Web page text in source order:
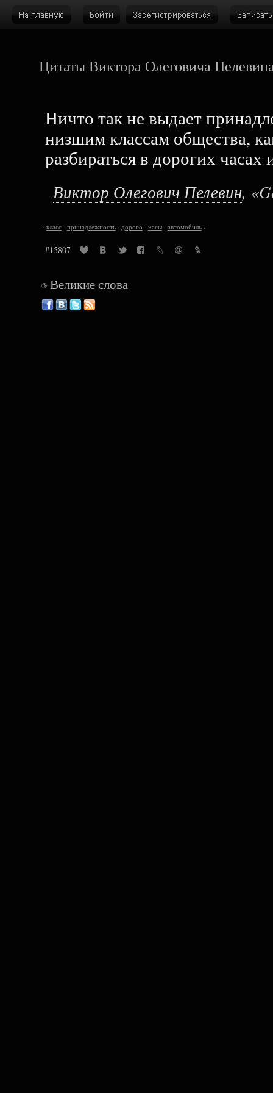
Цитаты Виктора Олеговича
Ничто так не выдает
низшим классам общества,
разбираться в дорогих часах
Виктор Олегович Пелевин,
‹ класс· принадлежность· дорого · часы· автомобиль›
#15807
©Великие слова